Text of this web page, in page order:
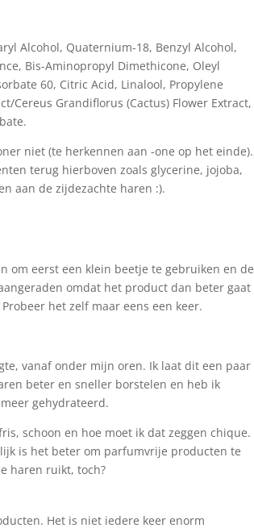
Alcohol, Quaternium-18, Benzyl Alcohol,
Bis-Aminopropyl Dimethicone, Oleyl
60, Citric Acid, Linalool, Propylene
Cereus Grandiflorus (Cactus) Flower Extract,
niet (te herkennen aan -one op het einde).
terug hierboven zoals glycerine, jojoba,
aan de zijdezachte haren :).
om eerst een klein beetje te gebruiken en de
omdat het product dan beter gaat
het zelf maar eens een keer.
vanaf onder mijn oren. Ik laat dit een paar
beter en sneller borstelen en heb ik
gehydrateerd.
schoon en hoe moet ik dat zeggen chique.
is het beter om parfumvrije producten te
haren ruikt, toch?
Het is niet iedere keer enorm